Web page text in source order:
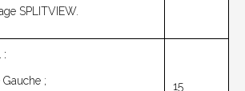
SPLITVIEW.
:
Gauche ; 15